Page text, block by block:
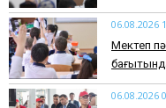
06.08.2026
Мектеп
06.08.2026